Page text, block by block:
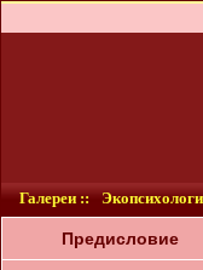
Галереи ::
Предисловие